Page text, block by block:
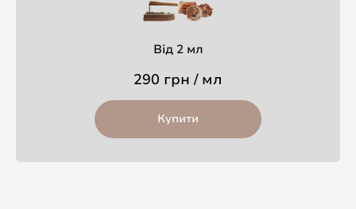
Від 2 мл
290 грн / мл
Купити